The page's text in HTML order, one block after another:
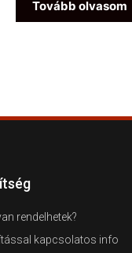
Tovább olvasom
rendelhetek?
kapcsolatos info